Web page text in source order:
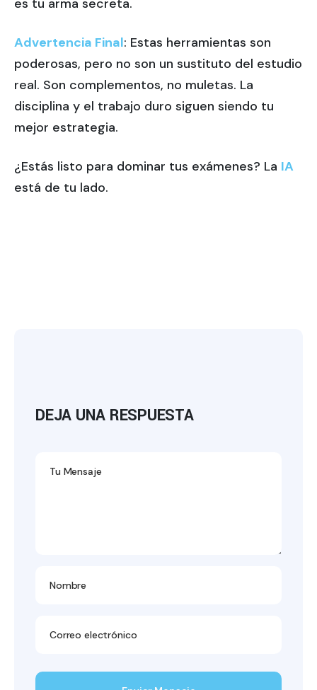
es tu arma secreta.
Advertencia Final: Estas herramientas son
poderosas, pero no son un sustituto del estudio
real. Son complementos, no muletas. La
disciplina y el trabajo duro siguen siendo tu
mejor estrategia.
¿Estás listo para dominar tus exámenes? La IA
está de tu lado.
DEJA UNA RESPUESTA